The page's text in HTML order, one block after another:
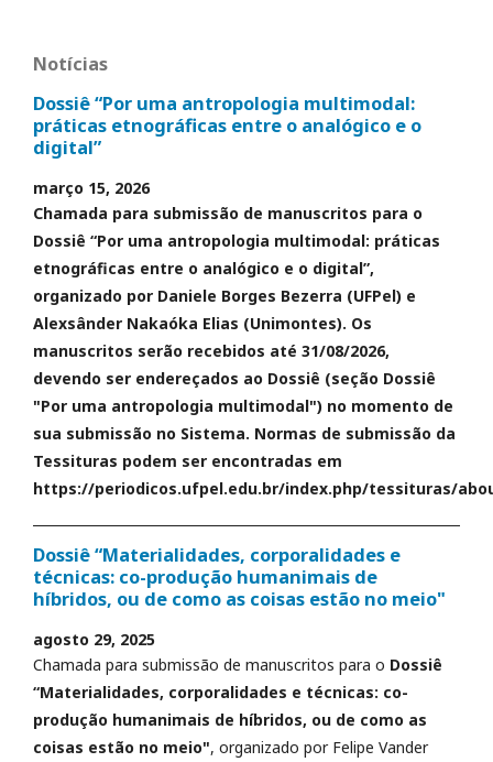
Notícias
Dossiê “Por uma antropologia multimodal:
práticas etnográficas entre o analógico e o
digital”
março 15, 2026
Chamada para submissão de manuscritos para o
Dossiê “Por uma antropologia multimodal: práticas
etnográficas entre o analógico e o digital”,
organizado por Daniele Borges Bezerra (UFPel) e
Alexsânder Nakaóka Elias (Unimontes). Os
manuscritos serão recebidos até 31/08/2026,
devendo ser endereçados ao Dossiê (seção Dossiê
"Por uma antropologia multimodal") no momento de
sua submissão no Sistema. Normas de submissão da
Tessituras podem ser encontradas em
https://periodicos.ufpel.edu.br/index.php/tessituras/
Dossiê “Materialidades, corporalidades e
técnicas: co-produção humanimais de
híbridos, ou de como as coisas estão no meio"
agosto 29, 2025
Chamada para submissão de manuscritos para o Dossiê
“Materialidades, corporalidades e técnicas: co-
produção humanimais de híbridos, ou de como as
coisas estão no meio", organizado por Felipe Vander